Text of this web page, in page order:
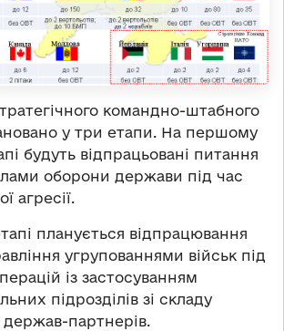
командно-штабного
у три етапи. На першому
будуть відпрацьовані питання
оборони держави під час
агресії.
планується відпрацювання
угрупованнями військ під
із застосуванням
підрозділів зі складу
партнерів.